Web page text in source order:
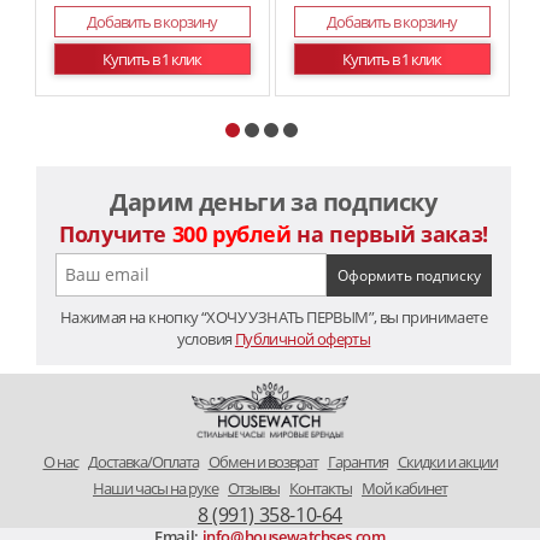
Добавить в корзину
Купить в 1 клик
Добавить в корзину
Купить в 1 клик
Дарим деньги за подписку
Получите 300 рублей на первый заказ!
Нажимая на кнопку “ХОЧУ УЗНАТЬ ПЕРВЫМ”, вы принимаете
условия Публичной оферты
O нас Доставка/Оплата Обмен и возврат Гарантия Скидки и акции
Наши часы на руке Отзывы Контакты Мой кабинет
8 (991) 358-10-64